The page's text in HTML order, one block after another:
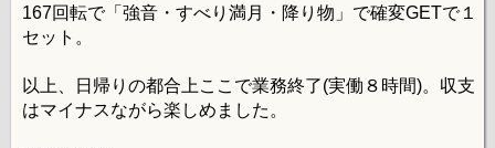
167回転で「強音・すべり満月・降り物」で確変GETで１
セット。
以上、日帰りの都合上ここで業務終了(実働８時間)。収支
はマイナスながら楽しめました。